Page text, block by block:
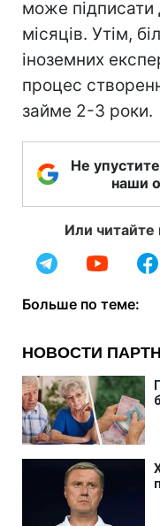
може підписати
місяців. Утім,
іноземних
процес
займе 2-3 роки.
Не
наши
Или читайте
Больше по теме: